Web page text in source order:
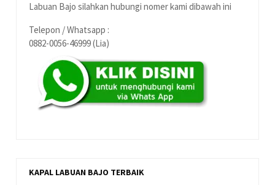
Labuan Bajo silahkan hubungi nomer kami dibawah ini
Telepon / Whatsapp :
0882-0056-46999 (Lia)
KAPAL LABUAN BAJO TERBAIK